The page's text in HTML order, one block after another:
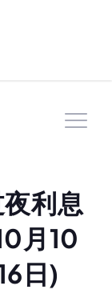
利息
月10
日)